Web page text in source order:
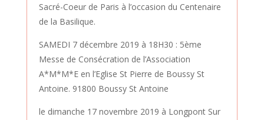
Sacré-Coeur de Paris à l’occasion du Centenaire
de la Basilique.
SAMEDI 7 décembre 2019 à 18H30 : 5ème
Messe de Consécration de l’Association
A*M*M*E en l’Eglise St Pierre de Boussy St
Antoine. 91800 Boussy St Antoine
le dimanche 17 novembre 2019 à Longpont Sur